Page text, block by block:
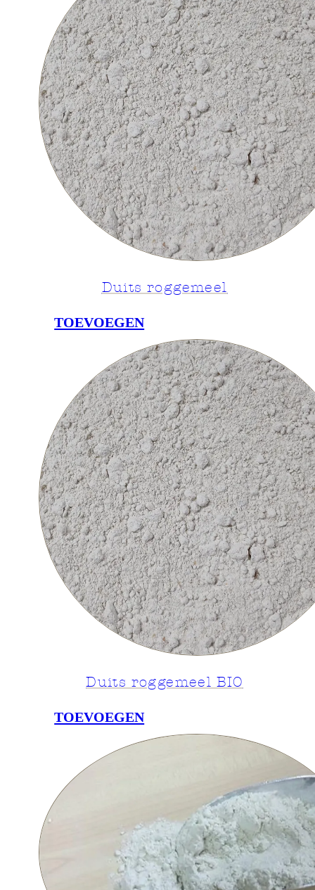
Duits roggemeel
TOEVOEGEN
Duits roggemeel BIO
TOEVOEGEN